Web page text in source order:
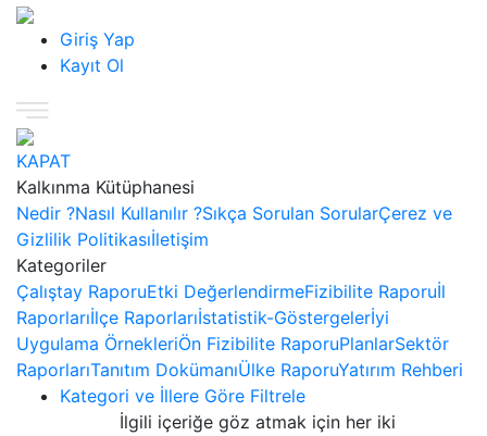
Giriş Yap
Kayıt Ol
KAPAT
Kalkınma Kütüphanesi
Nedir ?Nasıl Kullanılır ?Sıkça Sorulan SorularÇerez ve
Gizlilik Politikasıİletişim
Kategoriler
Çalıştay RaporuEtki DeğerlendirmeFizibilite Raporuİl
Raporlarıİlçe Raporlarıİstatistik-Göstergelerİyi
Uygulama ÖrnekleriÖn Fizibilite RaporuPlanlarSektör
RaporlarıTanıtım DokümanıÜlke RaporuYatırım Rehberi
Kategori ve İllere Göre Filtrele
İlgili içeriğe göz atmak için her iki